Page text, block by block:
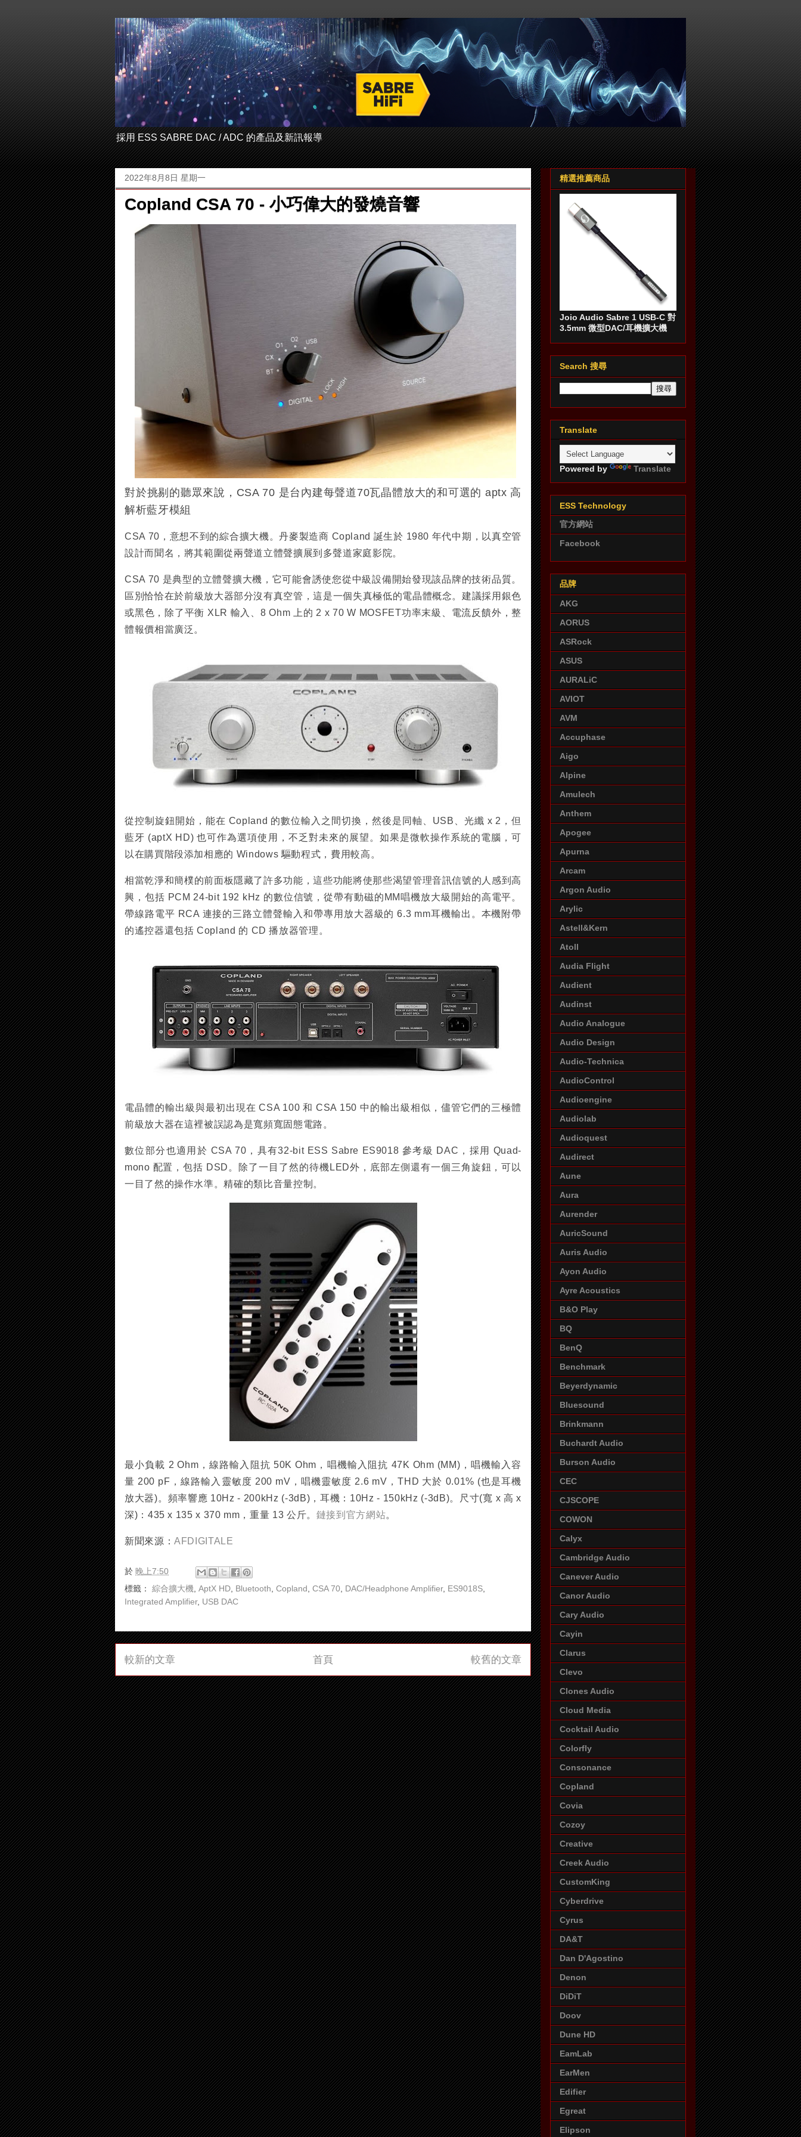
採用 ESS SABRE DAC / ADC 的產品及新訊報導
2022年8月8日 星期一
Copland CSA 70 - 小巧偉大的發燒音響
對於挑剔的聽眾來說，CSA 70 是台內建每聲道70瓦晶體放大的和可選的 aptx 高
解析藍牙模組
CSA 70，意想不到的綜合擴大機。丹麥製造商 Copland 誕生於 1980 年代中期，以真空管
設計而聞名，將其範圍從兩聲道立體聲擴展到多聲道家庭影院。
CSA 70 是典型的立體聲擴大機，它可能會誘使您從中級設備開始發現該品牌的技術品質。
區別恰恰在於前級放大器部分沒有真空管，這是一個失真極低的電晶體概念。建議採用銀色
或黑色，除了平衡 XLR 輸入、8 Ohm 上的 2 x 70 W MOSFET功率末級、電流反饋外，整
體報價相當廣泛。
從控制旋鈕開始，能在 Copland 的數位輸入之間切換，然後是同軸、USB、光纖 x 2，但
藍牙 (aptX HD) 也可作為選項使用，不乏對未來的展望。如果是微軟操作系統的電腦，可
以在購買階段添加相應的 Windows 驅動程式，費用較高。
相當乾淨和簡樸的前面板隱藏了許多功能，這些功能將使那些渴望管理音訊信號的人感到高
興，包括 PCM 24-bit 192 kHz 的數位信號，從帶有動磁的MM唱機放大級開始的高電平。
帶線路電平 RCA 連接的三路立體聲輸入和帶專用放大器級的 6.3 mm耳機輸出。本機附帶
的遙控器還包括 Copland 的 CD 播放器管理。
電晶體的輸出級與最初出現在 CSA 100 和 CSA 150 中的輸出級相似，儘管它們的三極體
前級放大器在這裡被誤認為是寬頻寬固態電路。
數位部分也適用於 CSA 70，具有32-bit ESS Sabre ES9018 參考級 DAC，採用 Quad-
mono 配置，包括 DSD。除了一目了然的待機LED外，底部左側還有一個三角旋鈕，可以
一目了然的操作水準。精確的類比音量控制。
最小負載 2 Ohm，線路輸入阻抗 50K Ohm，唱機輸入阻抗 47K Ohm (MM)，唱機輸入容
量 200 pF，線路輸入靈敏度 200 mV，唱機靈敏度 2.6 mV，THD 大於 0.01% (也是耳機
放大器)。頻率響應 10Hz - 200kHz (-3dB)，耳機：10Hz - 150kHz (-3dB)。尺寸(寬 x 高 x
深)：435 x 135 x 370 mm，重量 13 公斤。 鏈接到官方網站。
新聞來源：AFDIGITALE
於 晚上7:50
標籤： 綜合擴大機 AptX HD Bluetooth Copland CSA 70 DAC/Headphone Amplifier, ES9018S
Integrated Amplifier, USB DAC
較新的文章 較舊的文章
首頁
精選推薦商品
Joio Audio Sabre 1 USB-C 對
3.5mm 微型DAC/耳機擴大機
Search 搜尋
Translate
Powered by Translate
ESS Technology
官方網站
Facebook
品牌
AKG
AORUS
ASRock
ASUS
AURALiC
AVIOT
AVM
Accuphase
Aigo
Alpine
Amulech
Anthem
Apogee
Apurna
Arcam
Argon Audio
Arylic
Astell&Kern
Atoll
Audia Flight
Audient
Audinst
Audio Analogue
Audio Design
Audio-Technica
AudioControl
Audioengine
Audiolab
Audioquest
Audirect
Aune
Aura
Aurender
AuricSound
Auris Audio
Ayon Audio
Ayre Acoustics
B&O Play
BQ
BenQ
Benchmark
Beyerdynamic
Bluesound
Brinkmann
Buchardt Audio
Burson Audio
CEC
CJSCOPE
COWON
Calyx
Cambridge Audio
Canever Audio
Canor Audio
Cary Audio
Cayin
Clarus
Clevo
Clones Audio
Cloud Media
Cocktail Audio
Colorfly
Consonance
Copland
Covia
Cozoy
Creative
Creek Audio
CustomKing
Cyberdrive
Cyrus
DA&T
Dan D'Agostino
Denon
DiDiT
Doov
Dune HD
EamLab
EarMen
Edifier
Egreat
Elipson